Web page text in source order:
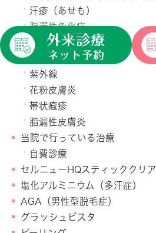
汗疹（あせも）
脂漏性角化症
爪水虫
ステロイド外用剤
紫外線
花粉皮膚炎
帯状疱疹
脂漏性皮膚炎
当院で行っている治療
自費診療
セルニューHQスティッククリア
塩化アルミニウム（多汗症）
AGA（男性型脱毛症）
グラッシュビスタ